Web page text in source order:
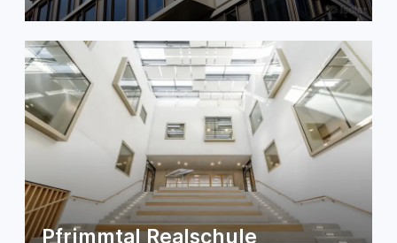
Pfrimmtal Realschule